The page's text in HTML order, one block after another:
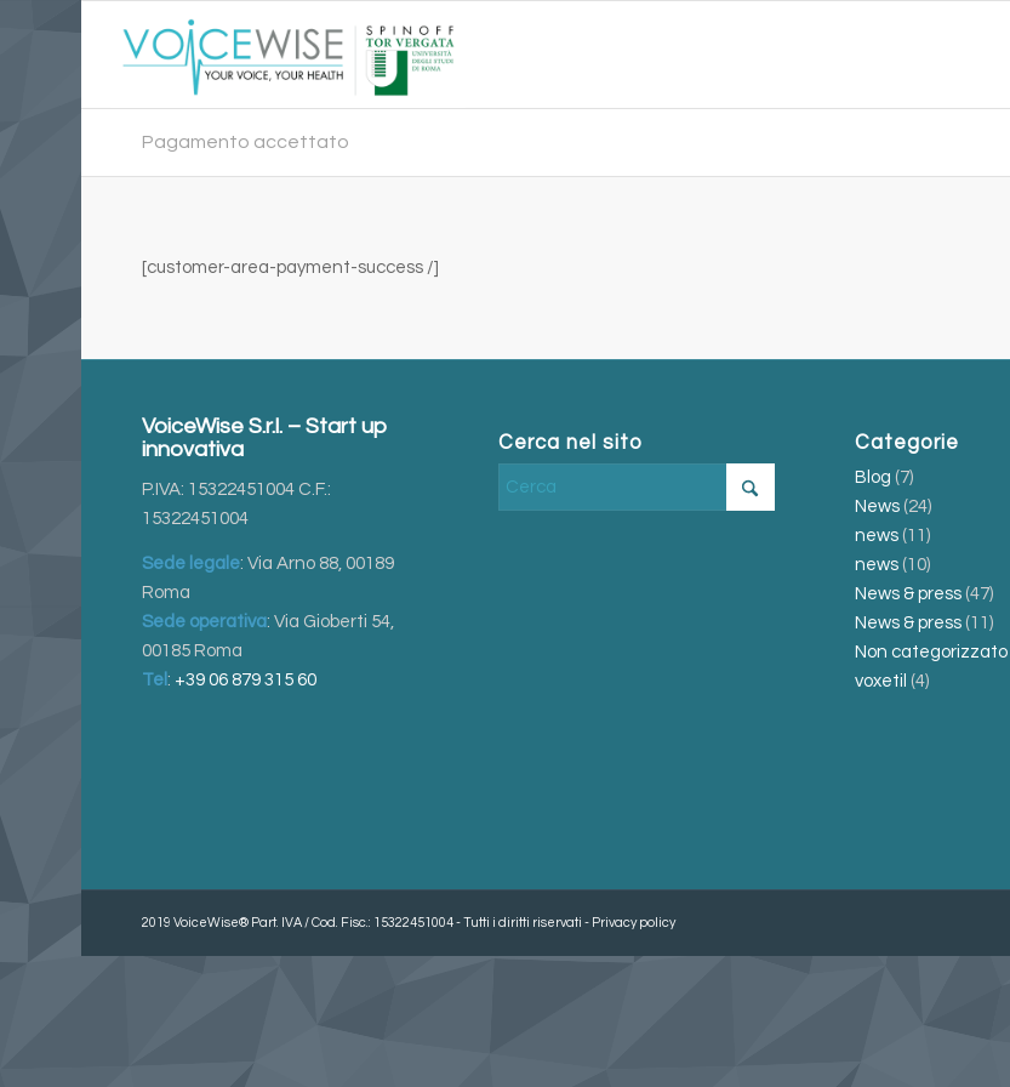
Pagamento accettato
[customer-area-payment-success /]
VoiceWise S.r.l. – Start up
innovativa
P.IVA: 15322451004 C.F.:
15322451004
Sede legale: Via Arno 88, 00189
Roma
Sede operativa: Via Gioberti 54,
00185 Roma
Tel: +39 06 879 315 60
Cerca nel sito Categorie
Blog (7)
News (24)
news (11)
news (10)
News & press (47)
News & press (11)
Non categorizzato
voxetil (4)
2019 VoiceWise® Part. IVA / Cod. Fisc.: 15322451004 - Tutti i diritti riservati - Privacy policy